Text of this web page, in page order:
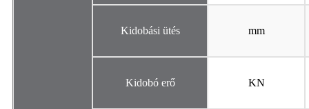
Kidobási ütés mm
Kidobó erő KN